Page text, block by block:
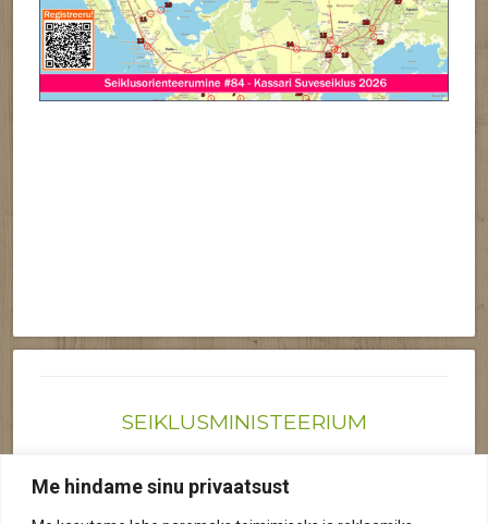
Me hindame sinu privaatsust
SEIKLUSMINISTEERIUM
Reg nr: 12041719